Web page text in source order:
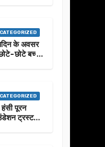
के अवसर
छोटे बच्चो
हंसी पूरन
ट्रस्ट